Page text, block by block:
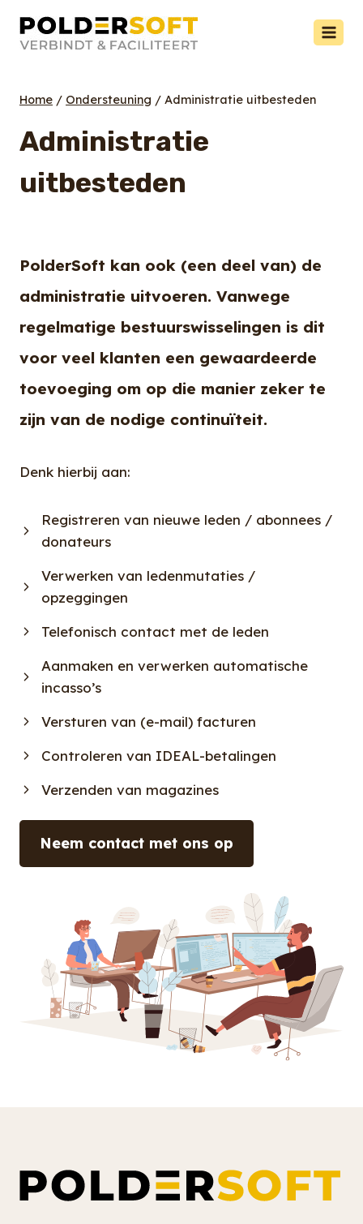
naar
inhoud
Home / Ondersteuning / Administratie uitbesteden
Administratie
uitbesteden
PolderSoft kan ook (een deel van) de
administratie uitvoeren. Vanwege
regelmatige bestuurswisselingen is dit
voor veel klanten een gewaardeerde
toevoeging om op die manier zeker te
zijn van de nodige continuïteit.
Denk hierbij aan:
Registreren van nieuwe leden / abonnees /
donateurs
Verwerken van ledenmutaties /
opzeggingen
Telefonisch contact met de leden
Aanmaken en verwerken automatische
incasso’s
Versturen van (e-mail) facturen
Controleren van IDEAL-betalingen
Verzenden van magazines
Neem contact met ons op